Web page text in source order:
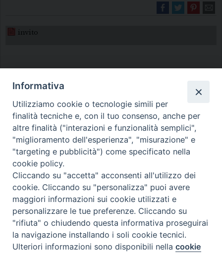
invito
Diocesi di Melfi Rapolla Venosa
• Largo Duomo, 12 - 85025 MELFI (PZ) •
Tel. 0972238604
PEC ufficiale della Diocesi:
diocesi.melfi_rapolla_venosa@legalmail.it
Preferenze Cookie
Informativa
Utilizziamo cookie o tecnologie simili per
finalità tecniche e, con il tuo consenso, anche per
altre finalità ("interazioni e funzionalità semplici",
"miglioramento dell'esperienza", "misurazione" e
"targeting e pubblicità") come specificato nella
cookie policy.
Cliccando su "accetta" acconsenti all'utilizzo dei
cookie. Cliccando su "personalizza" puoi avere
maggiori informazioni sui cookie utilizzati e
personalizzare le tue preferenze. Cliccando su
"rifiuta" o chiudendo questa informativa proseguirai
la navigazione installando i soli cookie tecnici.
Ulteriori informazioni sono disponibili nellacookie